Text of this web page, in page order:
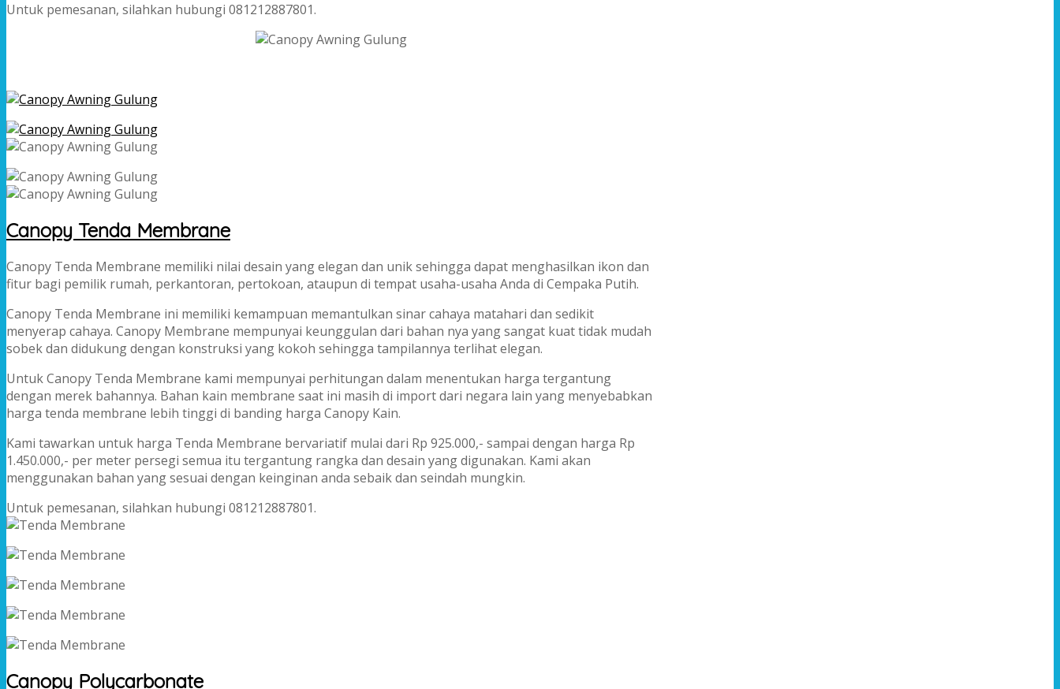
Untuk pemesanan, silahkan hubungi 081212887801.
Canopy Tenda Membrane
Canopy Tenda Membrane memiliki nilai desain yang elegan dan unik sehingga dapat menghasilkan ikon dan
fitur bagi pemilik rumah, perkantoran, pertokoan, ataupun di tempat usaha-usaha Anda di Cempaka Putih.
Canopy Tenda Membrane ini memiliki kemampuan memantulkan sinar cahaya matahari dan sedikit
menyerap cahaya. Canopy Membrane mempunyai keunggulan dari bahan nya yang sangat kuat tidak mudah
sobek dan didukung dengan konstruksi yang kokoh sehingga tampilannya terlihat elegan.
Untuk Canopy Tenda Membrane kami mempunyai perhitungan dalam menentukan harga tergantung
dengan merek bahannya. Bahan kain membrane saat ini masih di import dari negara lain yang menyebabkan
harga tenda membrane lebih tinggi di banding harga Canopy Kain.
Kami tawarkan untuk harga Tenda Membrane bervariatif mulai dari Rp 925.000,- sampai dengan harga Rp
1.450.000,- per meter persegi semua itu tergantung rangka dan desain yang digunakan. Kami akan
menggunakan bahan yang sesuai dengan keinginan anda sebaik dan seindah mungkin.
Untuk pemesanan, silahkan hubungi 081212887801.
Canopy Polycarbonate